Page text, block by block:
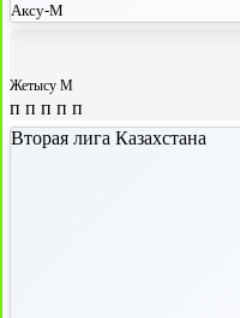
Аксу-М
Жетысу М
п п п п п
Вторая лига Казахстана